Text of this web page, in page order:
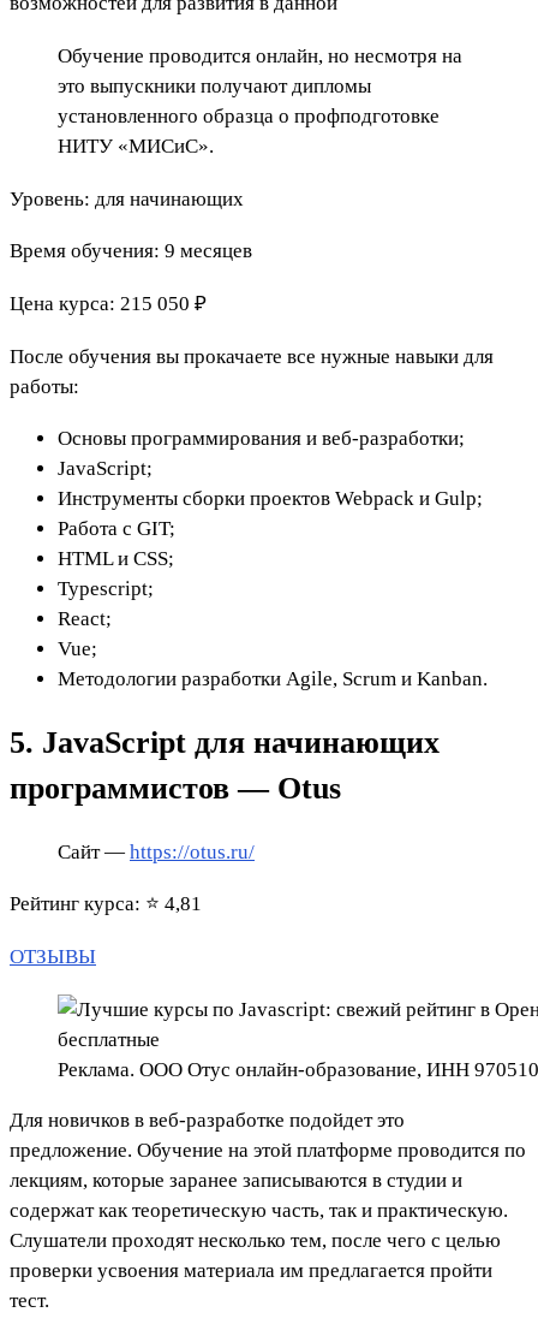
Обучение проводится онлайн, но несмотря на
это выпускники получают дипломы
установленного образца о профподготовке
НИТУ «МИСиС».
Уровень: для начинающих
Время обучения: 9 месяцев
Цена курса: 215 050 ₽
После обучения вы прокачаете все нужные навыки для
работы:
Основы программирования и веб-разработки;
JavaScript;
Инструменты сборки проектов Webpack и Gulp;
Работа с GIT;
HTML и CSS;
Typescript;
React;
Vue;
Методологии разработки Agile, Scrum и Kanban.
5. JavaScript для начинающих
программистов — Otus
Сайт — https://otus.ru/
Рейтинг курса: ⭐ 4,81
ОТЗЫВЫ
Реклама. ООО Отус онлайн-образование, ИНН
Для новичков в веб-разработке подойдет это
предложение. Обучение на этой платформе проводится по
лекциям, которые заранее записываются в студии и
содержат как теоретическую часть, так и практическую.
Слушатели проходят несколько тем, после чего с целью
проверки усвоения материала им предлагается пройти
тест.